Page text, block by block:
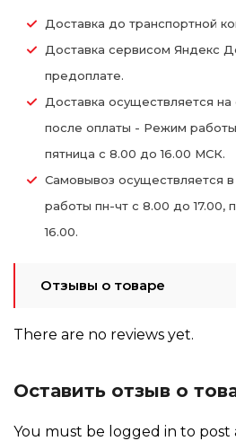
Доставка до транспортной
Доставка сервисом Яндекс
предоплате.
Доставка осуществляется
после оплаты - Режим работы
пятница с 8.00 до 16.00 МСК.
Самовывоз осуществляется
работы пн-чт с 8.00 до 17.00,
16.00.
Отзывы о товаре
There are no reviews yet.
Оставить отзыв о
You must be logged in to post